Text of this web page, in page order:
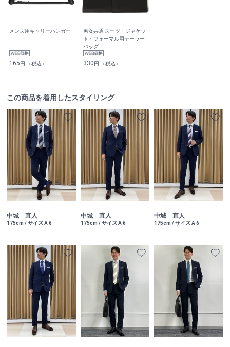
メンズ用キャリーハンガー
165円 （税込）
男女共通 スーツ・ジャケッ
ト・フォーマル用テーラー
バッグ
330円 （税込）
この商品を着用したスタイリング
中城 直人
175cm / サイズ A 6
中城 直人
175cm / サイズ A 6
中城 直人
175cm / サイズ A 6